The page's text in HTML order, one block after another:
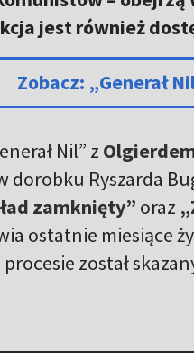
jest również
Zobacz: „Generał
Nil” z
Ryszarda
zamknięty” oraz
ostatnie miesiące
został